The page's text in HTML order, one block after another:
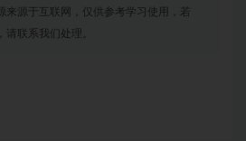
来源于互联网，仅供参考学习使用，若
请联系我们处理。